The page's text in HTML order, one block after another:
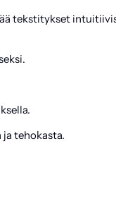
tekstitykset
tehokasta.